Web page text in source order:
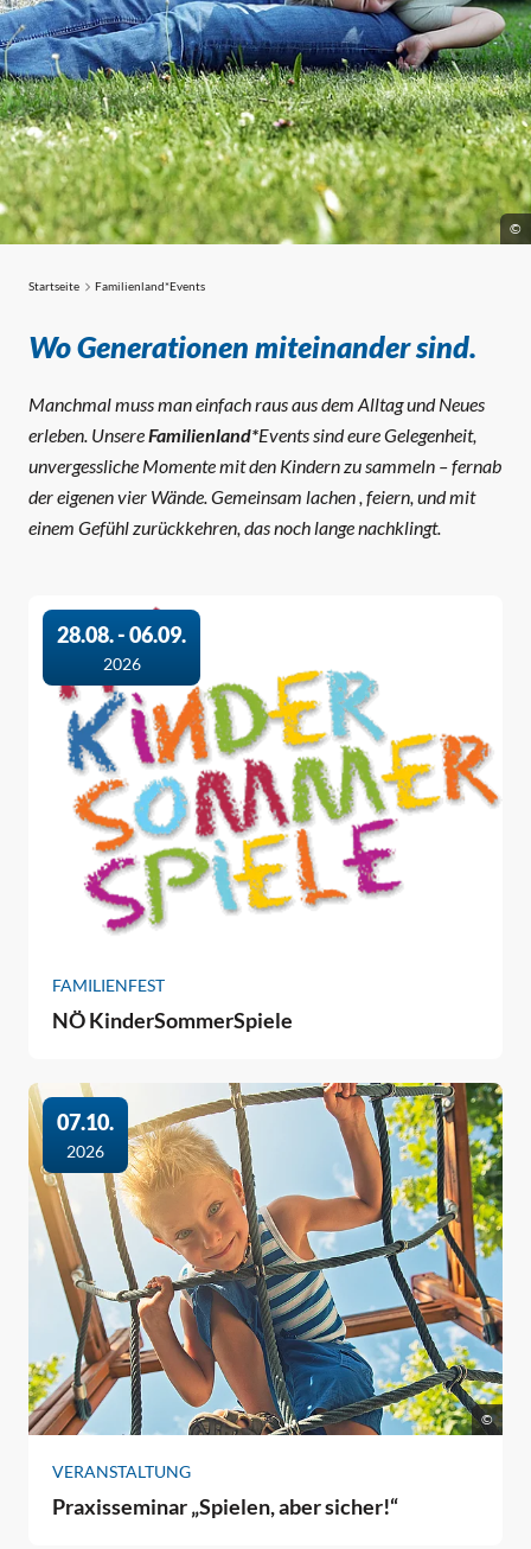
©
Familienland*Events
Startseite Familienland*Events
Wo Generationen miteinander sind.
Manchmal muss man einfach raus aus dem Alltag und Neues
erleben. UnsereFamilienland*Events sind eure Gelegenheit,
unvergessliche Momente mit den Kindern zu sammeln – fernab
der eigenen vier Wände. Gemeinsam lachen , feiern, und mit
einem Gefühl zurückkehren, das noch lange nachklingt.
28.08. - 06.09.
2026
FAMILIENFEST
NÖ KinderSommerSpiele
©
07.10.
2026
VERANSTALTUNG
Praxisseminar „Spielen, aber sicher!“